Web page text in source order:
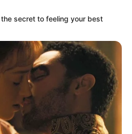
secret to feeling your best